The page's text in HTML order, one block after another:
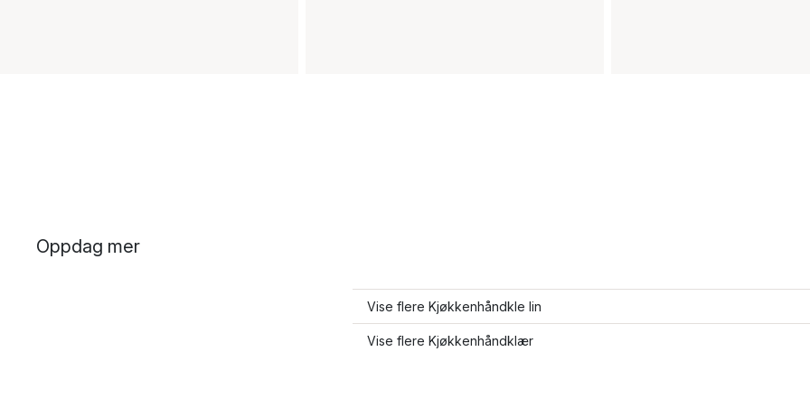
Oppdag mer
Vise flere Kjøkkenhåndkle lin
Vise flere Kjøkkenhåndklær